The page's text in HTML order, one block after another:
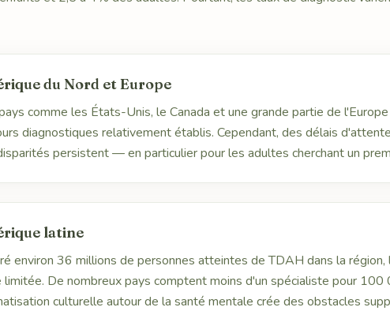
du Nord et Europe
comme les États-Unis, le Canada et une grande partie de
diagnostiques relativement établis. Cependant, des délais
persistent — en particulier pour les adultes cherchant un
latine
environ 36 millions de personnes atteintes de TDAH dans la
limitée. De nombreux pays comptent moins d'un spécialiste pour 100
culturelle autour de la santé mentale crée des obstacles